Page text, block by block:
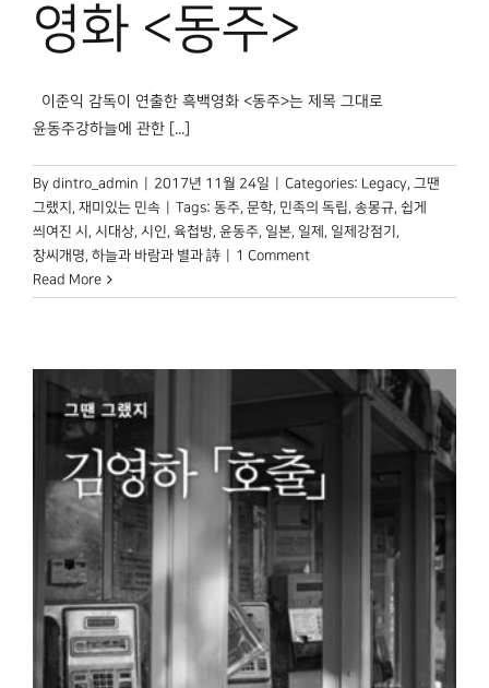
원문보기 PDF
박물관 홈페이지
영화 <동주>
이준익 감독이 연출한 흑백영화 <동주>는 제목 그대로
윤동주강하늘에 관한 [...]
By dintro_admin 2017년 11월 24일 Categories: Legacy, 그땐
그랬지 , 재미있는 민속 Tags: 동주, 문학, 민족의 독립, 송몽규, 쉽게
씌여진 시 , 시대상, 시인, 육첩방, 윤동주, 일본, 일제 , 일제강점기 ,
창씨개명, 하늘과 바람과 별과 詩
1 Comment
Read More